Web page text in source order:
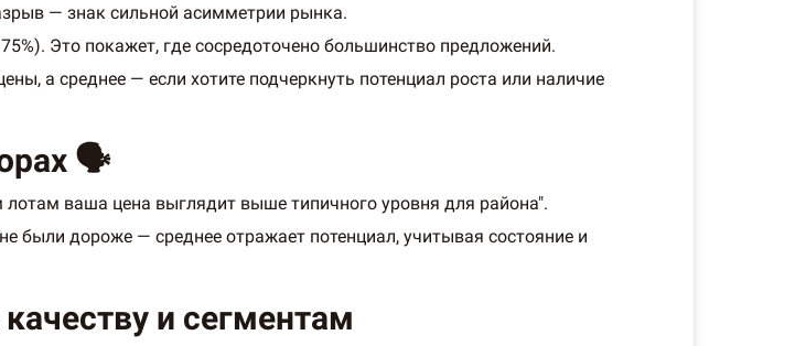
— знак сильной асимметрии рынка.
Это покажет, где сосредоточено большинство предложений.
а среднее — если хотите подчеркнуть потенциал роста или наличие
🗣️
ваша цена выглядит выше типичного уровня для района".
были дороже — среднее отражает потенциал, учитывая состояние и
и сегментам